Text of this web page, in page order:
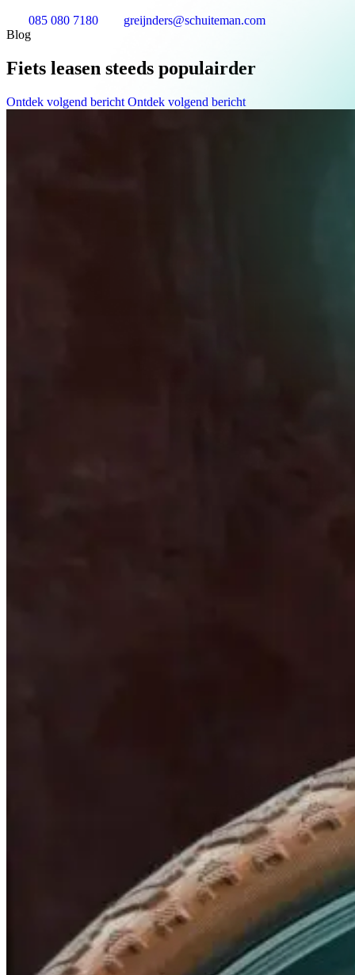
085 080 7180
greijnders@schuiteman.com
Blog
Fiets leasen steeds populairder
Ontdek volgend bericht Ontdek volgend bericht